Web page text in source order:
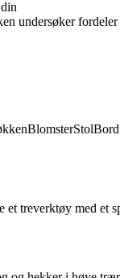
undersøker
BlomsterStolBord
treverktøy med et